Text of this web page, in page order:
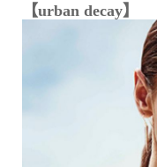
【urban decay】